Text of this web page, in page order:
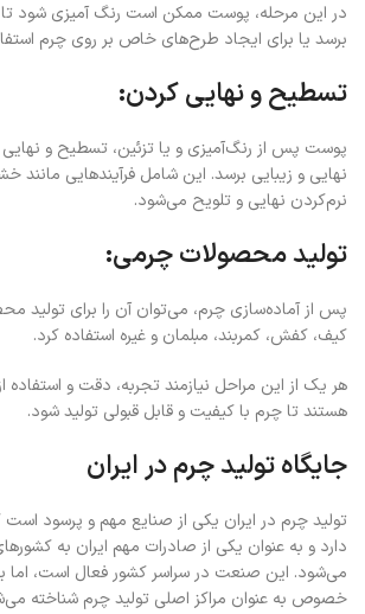
در این مرحله، پوست ممکن است رنگ آمیزی شود
برسد یا برای ایجاد طرح‌های خاص بر روی چرم
تسطیح و نهایی کردن:
پوست پس از رنگ‌آمیزی و یا تزئین، تسطیح و
نهایی و زیبایی برسد. این شامل فرآیندهایی مانند
نرم‌کردن نهایی و تلویح می‌شود.
تولید محصولات چرمی:
پس از آماده‌سازی چرم، می‌توان آن را برای تولید
کیف، کفش، کمربند، مبلمان و غیره استفاده کرد.
هر یک از این مراحل نیازمند تجربه، دقت و استفاده
هستند تا چرم با کیفیت و قابل قبولی تولید شود.
جایگاه تولید چرم در ایران
تولید چرم در ایران یکی از صنایع مهم و پرسود
دارد و به عنوان یکی از صادرات مهم ایران به
می‌شود. این صنعت در سراسر کشور فعال است، اما
خصوص به عنوان مراکز اصلی تولید چرم شناخته